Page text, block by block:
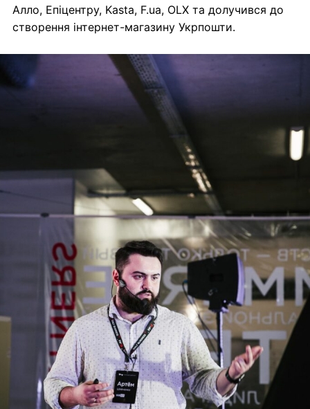
Алло, Епіцентру, Kasta, F.ua, OLX та долучився до
створення інтернет-магазину Укрпошти.